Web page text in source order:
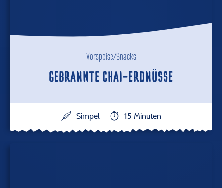
Vorspeise/Snacks
GEBRANNTE CHAI-ERDNÜSSE
Simpel 15 Minuten